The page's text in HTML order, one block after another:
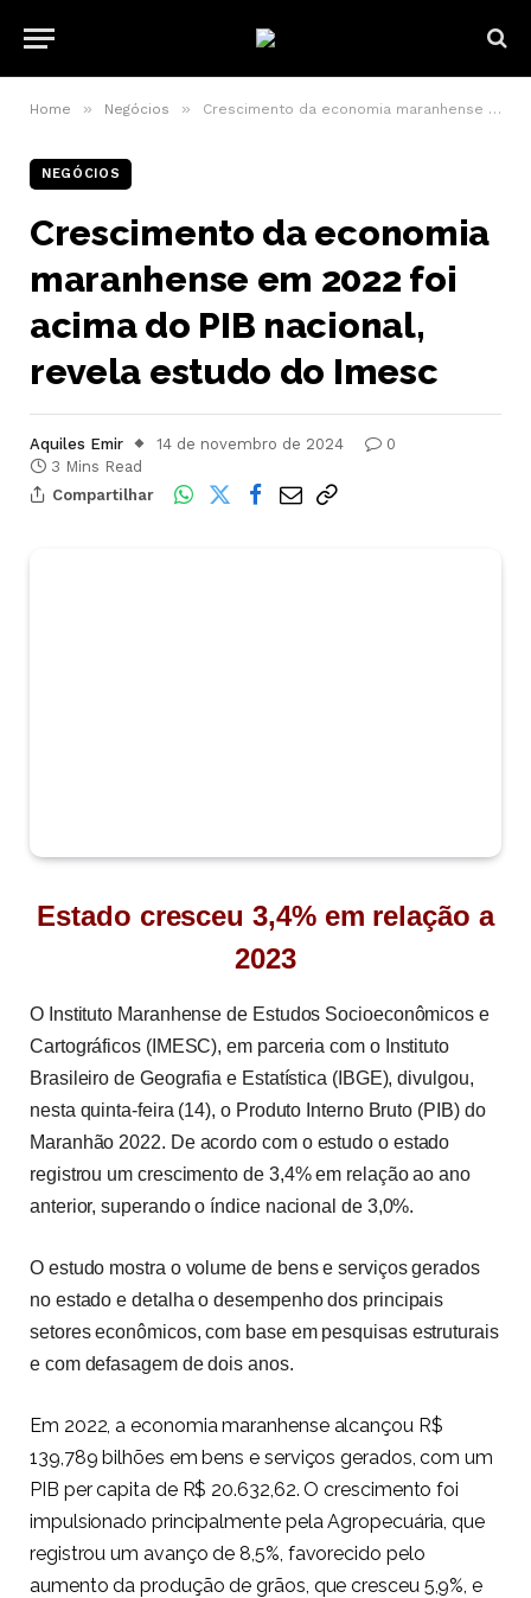
Home » Negócios » Crescimento da economia maranhense em 2022 foi acima do PIB nacional, revela estudo do Imesc
NEGÓCIOS
Crescimento da economia
maranhense em 2022 foi
acima do PIB nacional,
revela estudo do Imesc
Aquiles Emir 14 de novembro de 2024
0
3 Mins Read
Compartilhar
Estado cresceu 3,4% em relação a
2023
O Instituto Maranhense de Estudos Socioeconômicos e
Cartográficos (IMESC), em parceria com o Instituto
Brasileiro de Geografia e Estatística (IBGE), divulgou,
nesta quinta-feira (14), o Produto Interno Bruto (PIB) do
Maranhão 2022. De acordo com o estudo o estado
registrou um crescimento de 3,4% em relação ao ano
anterior, superando o índice nacional de 3,0%.
O estudo mostra o volume de bens e serviços gerados
no estado e detalha o desempenho dos principais
setores econômicos, com base em pesquisas estruturais
e com defasagem de dois anos.
Em 2022, a economia maranhense alcançou R$
139,789 bilhões em bens e serviços gerados, com um
PIB per capita de R$ 20.632,62. O crescimento foi
impulsionado principalmente pela Agropecuária, que
registrou um avanço de 8,5%, favorecido pelo
aumento da produção de grãos, que cresceu 5,9%, e